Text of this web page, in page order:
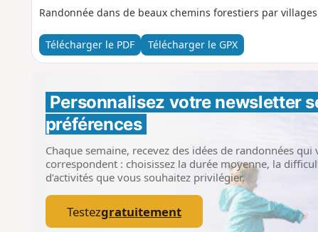
Randonnée dans de beaux chemins forestiers par
Télécharger le PDF Télécharger le GPX
Personnalisez votre newsletter
préférences
Chaque semaine, recevez des idées de randonnées qui
correspondent : choisissez la durée moyenne, la
d’activités que vous souhaitez privilégier.
Testezgratuitement